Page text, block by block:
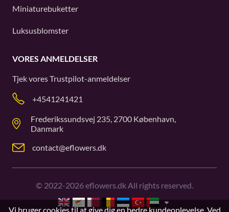
Miniaturebuketter
Luksusblomster
VORES ANMELDELSER
Tjek voresTrustpilot-anmeldelser
+4541241421
Frederikssundsvej 235, 2700 København,
Danmark
contact@eflowers.dk
© 2022-2026eflowers.dk All rights reserved.
Vi bruger cookies til at give dig en bedre kundeoplevelse. Ved